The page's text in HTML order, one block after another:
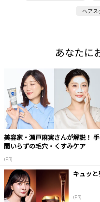
ヘアス
あなたに
美容家・瀬戸麻実さんが解説！ 手
間いらずの毛穴・くすみケア
(PR)
キュッ
(PR)